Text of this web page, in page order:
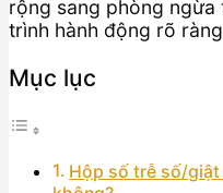
rộng sang phòng
trình hành động rõ
Mục lục
Hộp số trễ số/giật